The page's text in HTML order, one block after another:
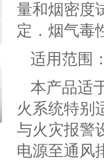
量和烟密度
定．烟气毒
适用范围
本产品适
火系统特别
与火灾报警
电源至通风